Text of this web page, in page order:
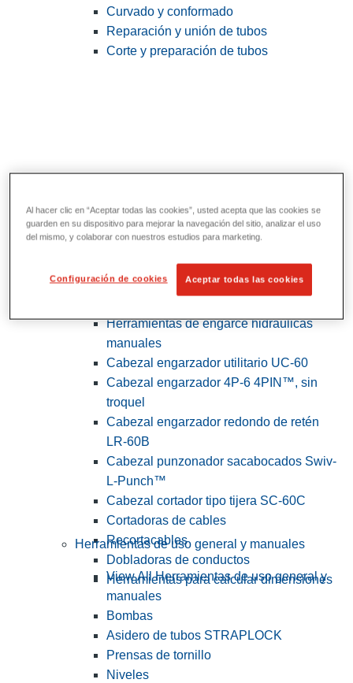
Curvado y conformado
Reparación y unión de tubos
Corte y preparación de tubos
Herramientas de servicios públicos y de
View All Herramientas de servicios
Herramientas de engarce hidráulicas
manuales
Cabezal engarzador utilitario UC-60
Cabezal engarzador 4P-6 4PIN™, sin
troquel
Cabezal engarzador redondo de retén
LR-60B
Cabezal punzonador sacabocados Swiv-
L-Punch™
Cabezal cortador tipo tijera SC-60C
Cortadoras de cables
Recortacables
Dobladoras de conductos
Herramientas para calcular dimensiones
Herramientas de uso general y manuales
View All Herramientas de uso general y
manuales
Bombas
Asidero de tubos STRAPLOCK
Prensas de tornillo
Niveles
Al hacer clic en “Aceptar todas las cookies”, usted acepta que las cookies se
guarden en su dispositivo para mejorar la navegación del sitio, analizar el uso
del mismo, y colaborar con nuestros estudios para marketing.
Configuración de cookies Aceptar todas las cookies